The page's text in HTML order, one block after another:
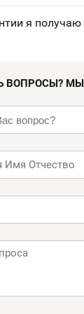
я
ВОПРОСЫ?